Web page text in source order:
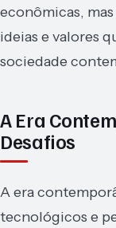
econômicas,
ideias e valores
sociedade
A Era
Desafios
A era
tecnológicos e